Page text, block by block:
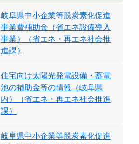
岐阜県中小企業等脱炭素化促進
事業費補助金（省エネ設備導入
事業）（省エネ・再エネ社会推
進課）
住宅向け太陽光発電設備・蓄電
池の補助金等の情報（岐阜県
内）（省エネ・再エネ社会推進
課）
岐阜県中小企業等脱炭素化促進